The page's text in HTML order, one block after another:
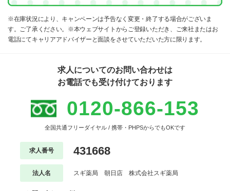
※在庫状況により、キャンペーンは予告なく変更・終了する場合がございま
す。ご了承ください。※本ウェブサイトからご登録いただき、ご来社またはお
電話にてキャリアアドバイザーと面談をさせていただいた方に限ります。
求人についてのお問い合わせは
お電話でも受け付けております
0120-866-153
全国共通フリーダイヤル / 携帯・PHPSからでもOKです
求人番号 431668
法人名 スギ薬局 朝日店 株式会社スギ薬局